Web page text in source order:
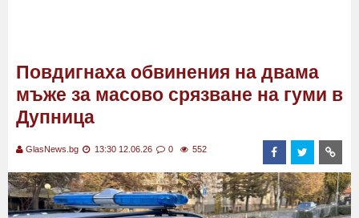
Повдигнаха обвинения на двама
мъже за масово срязване на гуми в
Дупница
GlasNews.bg 13:30 12.06.26 0 552